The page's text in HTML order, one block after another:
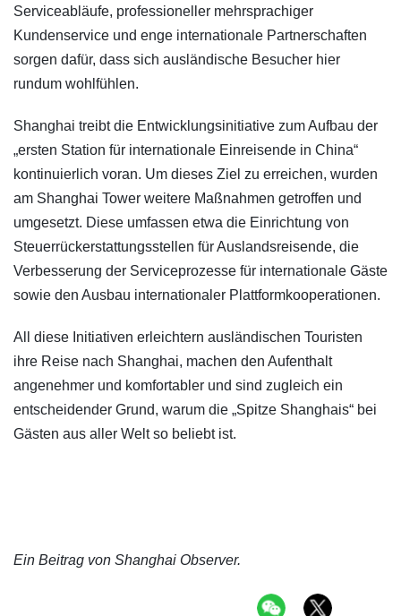
Serviceabläufe, professioneller mehrsprachiger
Kundenservice und enge internationale Partnerschaften
sorgen dafür, dass sich ausländische Besucher hier
rundum wohlfühlen.
Shanghai treibt die Entwicklungsinitiative zum Aufbau der
„ersten Station für internationale Einreisende in China“
kontinuierlich voran. Um dieses Ziel zu erreichen, wurden
am Shanghai Tower weitere Maßnahmen getroffen und
umgesetzt. Diese umfassen etwa die Einrichtung von
Steuerrückerstattungsstellen für Auslandsreisende, die
Verbesserung der Serviceprozesse für internationale Gäste
sowie den Ausbau internationaler Plattformkooperationen.
All diese Initiativen erleichtern ausländischen Touristen
ihre Reise nach Shanghai, machen den Aufenthalt
angenehmer und komfortabler und sind zugleich ein
entscheidender Grund, warum die „Spitze Shanghais“ bei
Gästen aus aller Welt so beliebt ist.
Ein Beitrag von Shanghai Observer.